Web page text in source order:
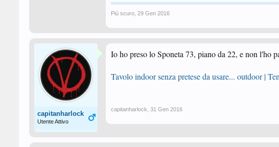
Più scuro 29 Gen 2016
capitanharlock
Utente Attivo
Io ho preso lo Sponeta 73, piano da 22, e non l'ho
Tavolo indoor senza pretese da usare... outdoor |
capitanharlock 31 Gen 2016